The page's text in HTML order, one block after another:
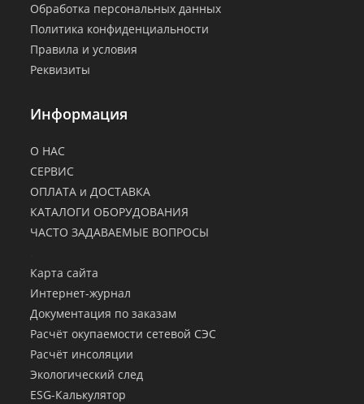
Обработка персональных данных
Политика конфиденциальности
Правила и условия
Реквизиты
Информация
О НАС
СЕРВИС
ОПЛАТА и ДОСТАВКА
КАТАЛОГИ ОБОРУДОВАНИЯ
ЧАСТО ЗАДАВАЕМЫЕ ВОПРОСЫ
Карта сайта
Интернет-журнал
Документация по заказам
Расчёт окупаемости сетевой СЭС
Расчёт инсоляции
Экологический след
ESG-Калькулятор